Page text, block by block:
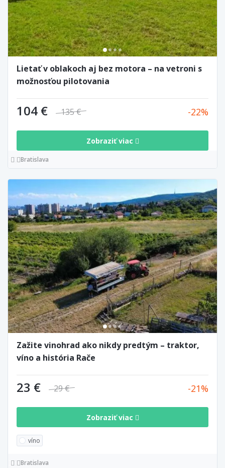
Lietať v oblakoch aj bez motora – na vetroni s
možnosťou pilotovania
104 € 135 € 22
Zobraziť viac
Bratislava
Zažite vinohrad ako nikdy predtým – traktor,
víno a história Rače
23 € 29 € 21
Zobraziť viac
víno
Bratislava